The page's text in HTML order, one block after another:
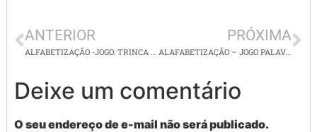
ANTERIOR PRÓXIMA
ALAFABETIZAÇÃO – JOGO PALAVRA DENTRO DE PALAVRA
Deixe um comentário
O seu endereço de e-mail não será publicado.